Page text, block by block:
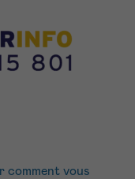
comment vous